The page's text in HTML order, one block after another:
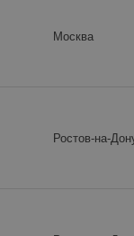
Москва
Ростов-на-